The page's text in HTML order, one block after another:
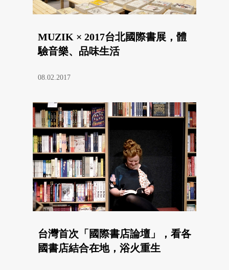
MUZIK × 2017台北國際書展，體
驗音樂、品味生活
08.02.2017
台灣首次「國際書店論壇」，看各
國書店結合在地，浴火重生